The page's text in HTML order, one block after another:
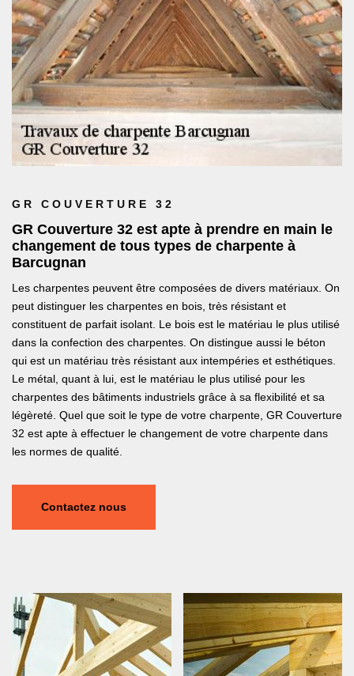
GR COUVERTURE 32
GR Couverture 32 est apte à prendre en main le
changement de tous types de charpente à
Barcugnan
Les charpentes peuvent être composées de divers matériaux. On
peut distinguer les charpentes en bois, très résistant et
constituent de parfait isolant. Le bois est le matériau le plus utilisé
dans la confection des charpentes. On distingue aussi le béton
qui est un matériau très résistant aux intempéries et esthétiques.
Le métal, quant à lui, est le matériau le plus utilisé pour les
charpentes des bâtiments industriels grâce à sa flexibilité et sa
légèreté. Quel que soit le type de votre charpente, GR Couverture
32 est apte à effectuer le changement de votre charpente dans
les normes de qualité.
Contactez nous